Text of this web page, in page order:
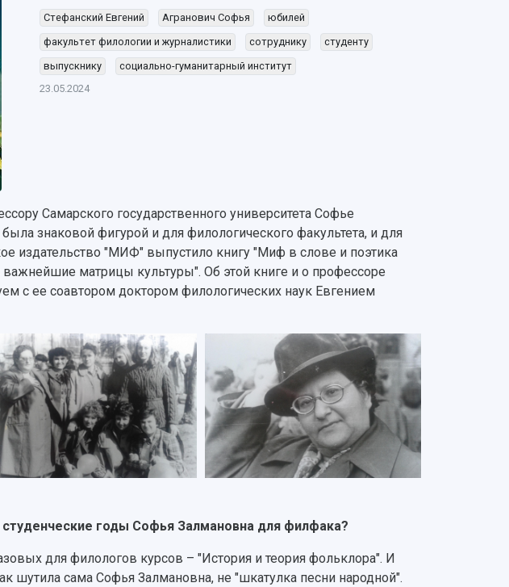
Стефанский Евгений Агранович Софья
юбилей
факультет филологии и журналистики
сотруднику
студенту
выпускнику
социально-гуманитарный институт
23.05.2024
Самарского государственного университета Софье
знаковой фигурой и для филологического факультета, и для
издательство "МИФ" выпустило книгу "Миф в слове и поэтика
матрицы культуры". Об этой книге и о профессоре
с ее соавтором доктором филологических наук Евгением
годы Софья Залмановна для филфака?
для филологов курсов – "История и теория фольклора". И
шутила сама Софья Залмановна, не "шкатулка песни народной".